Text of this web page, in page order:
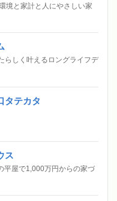
境と家計と人にやさしい家
らしく叶えるロングライフデ
タテカタ
ス
平屋で1,000万円からの家づ